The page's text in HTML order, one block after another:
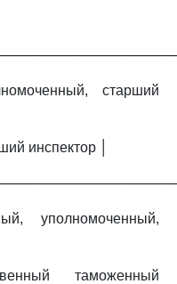
старший
инспектор │
уполномоченный,
таможенный